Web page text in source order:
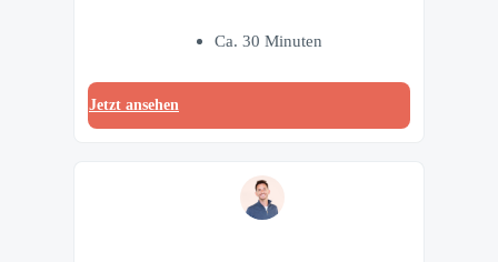
Ca. 30 Minuten
Jetzt ansehen